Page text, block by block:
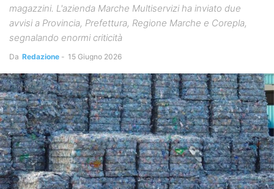
magazzini. L'azienda Marche Multiservizi ha inviato due
avvisi a Provincia, Prefettura, Regione Marche e Corepla,
segnalando enormi criticità
Da Redazione - 15 Giugno 2026